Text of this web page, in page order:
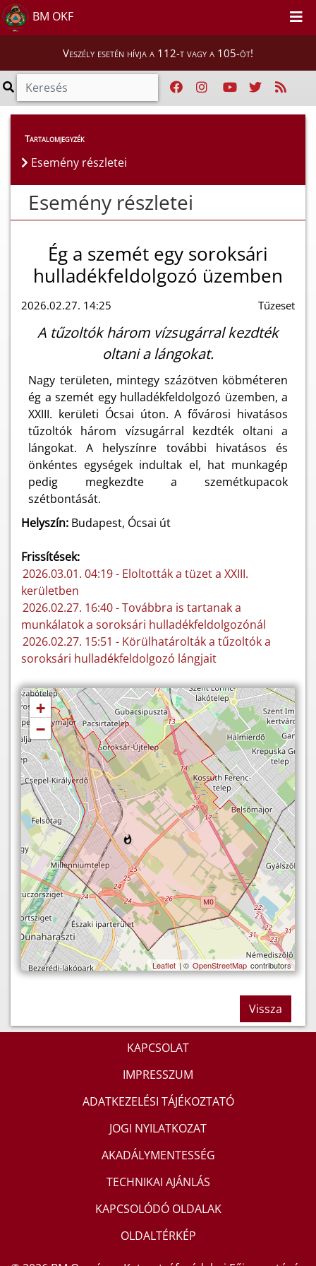
BM OKF
Veszély esetén hívja a 112-t vagy a 105-öt!
Esemény részletei
Tartalomjegyzék
Esemény részletei
Esemény részletei
Ég a szemét egy soroksári
hulladékfeldolgozó üzemben
2026.02.27. 14:25 Tűzeset
A tűzoltók három vízsugárral kezdték
oltani a lángokat.
Nagy területen, mintegy százötven köbméteren
ég a szemét egy hulladékfeldolgozó üzemben, a
XXIII. kerületi Ócsai úton. A fővárosi hivatásos
tűzoltók három vízsugárral kezdték oltani a
lángokat. A helyszínre további hivatásos és
önkéntes egységek indultak el, hat munkagép
pedig megkezdte a szemétkupacok
szétbontását.
Helyszín: Budapest, Ócsai út
Frissítések:
2026.03.01. 04:19 - Eloltották a tüzet a XXIII.
kerületben
2026.02.27. 16:40 - Továbbra is tartanak a
munkálatok a soroksári hulladékfeldolgozónál
2026.02.27. 15:51 - Körülhatárolták a tűzoltók a
soroksári hulladékfeldolgozó lángjait
+
−
Leaflet | © OpenStreetMap contributors
Vissza
KAPCSOLAT
IMPRESSZUM
ADATKEZELÉSI TÁJÉKOZTATÓ
JOGI NYILATKOZAT
AKADÁLYMENTESSÉG
TECHNIKAI AJÁNLÁS
KAPCSOLÓDÓ OLDALAK
OLDALTÉRKÉP